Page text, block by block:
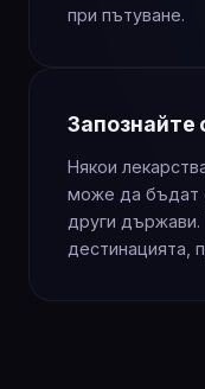
при пътуване.
Запознайте
Някои
може да бъдат
други
дестинацията,